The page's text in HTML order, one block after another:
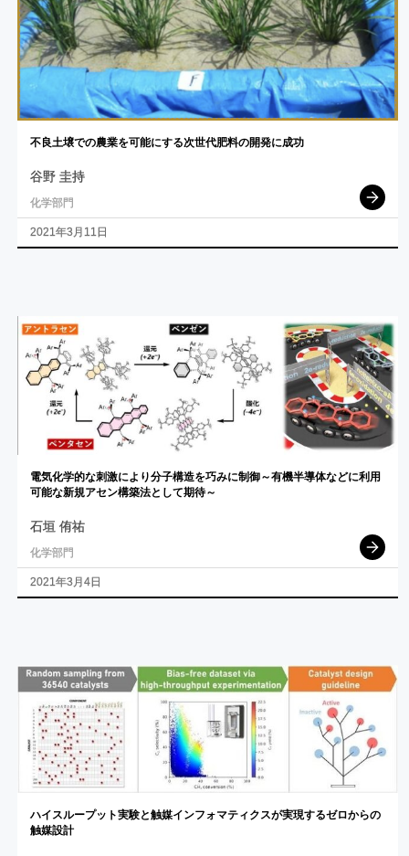
不良土壌での農業を可能にする次世代肥料の開発に成功
谷野 圭持
化学部門
2021年3月11日
電気化学的な刺激により分子構造を巧みに制御～有機半導体などに利用
可能な新規アセン構築法として期待～
石垣 侑祐
化学部門
2021年3月4日
ハイスループット実験と触媒インフォマティクスが実現するゼロからの
触媒設計